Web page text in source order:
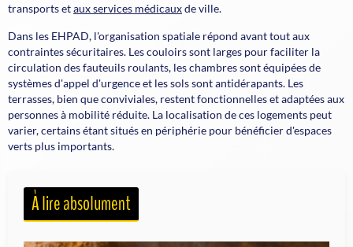
transports etaux services médicauxde ville.
Dans les EHPAD, l'organisation spatiale répond avant tout aux
contraintes sécuritaires. Les couloirs sont larges pour faciliter la
circulation des fauteuils roulants, les chambres sont équipées de
systèmes d'appel d'urgence et les sols sont antidérapants. Les
terrasses, bien que conviviales, restent fonctionnelles et adaptées aux
personnes à mobilité réduite. La localisation de ces logements peut
varier, certains étant situés en périphérie pour bénéficier d'espaces
verts plus importants.
À lire absolument